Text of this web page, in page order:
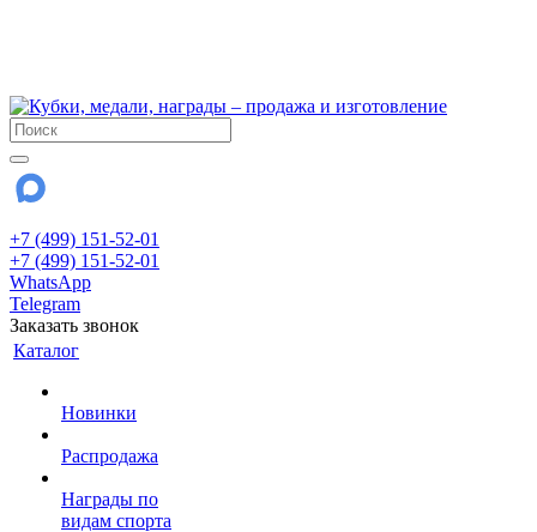
+7 (499) 151-52-01
+7 (499) 151-52-01
WhatsApp
Telegram
Заказать звонок
Каталог
Новинки
Распродажа
Награды по
видам спорта